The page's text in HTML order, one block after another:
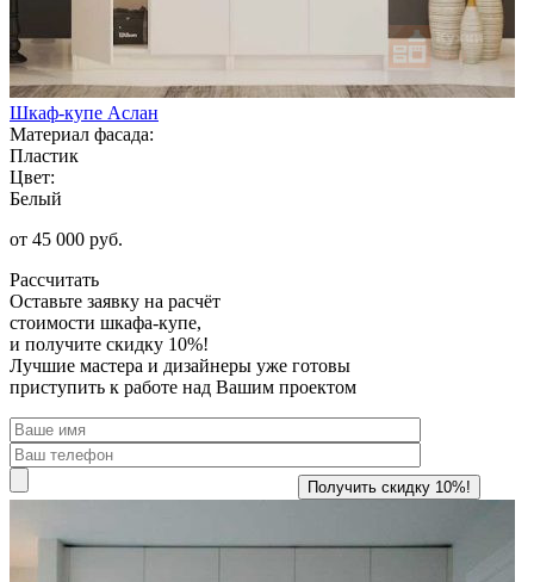
Шкаф-купе Аслан
Материал фасада:
Пластик
Цвет:
Белый
от 45 000 руб.
Рассчитать
Оставьте заявку на расчёт
стоимости шкафа-купе,
и получите скидку 10%!
Лучшие мастера и дизайнеры уже готовы
приступить к работе над Вашим проектом